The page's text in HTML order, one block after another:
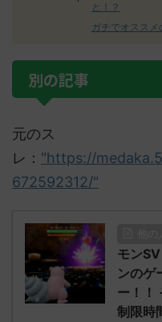
と！？
ガチでオススメ
別の記事
元のス
レ： "https://
672592312/"
モン
ンのゲ
ー！！
制限時